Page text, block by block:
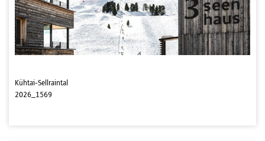
Kühtai-Sellraintal
2026_1569